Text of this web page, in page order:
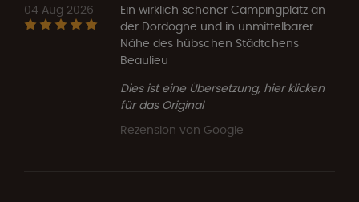
04 Aug 2026
Ein wirklich schöner Campingplatz an
der Dordogne und in unmittelbarer
Nähe des hübschen Städtchens
Beaulieu
Dies ist eine Übersetzung, hier klicken
für das Original
Rezension von Google